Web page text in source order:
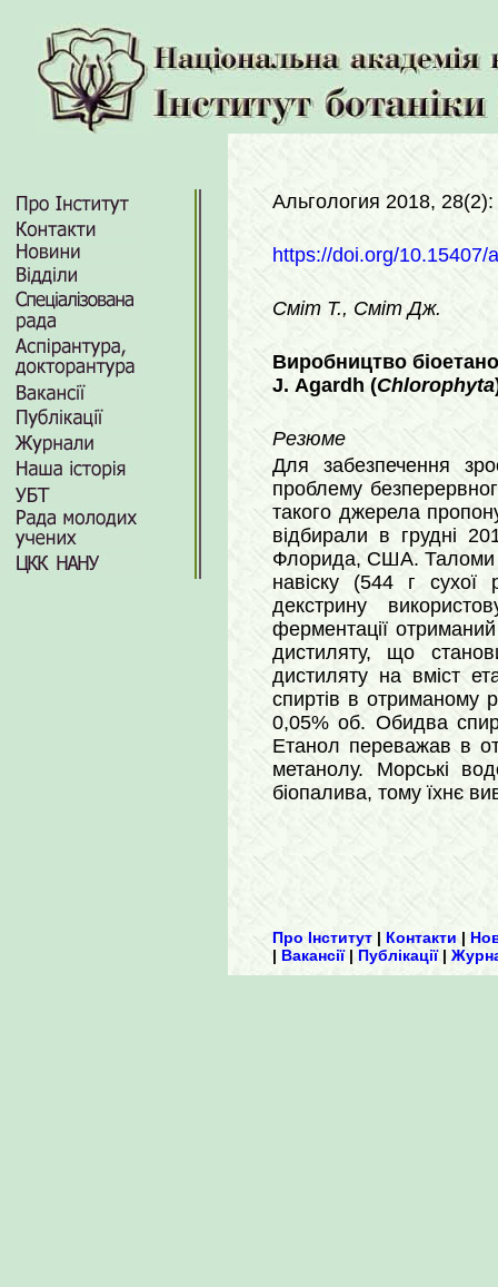
Альгология 2018,
https://doi.org/10.15407/
Сміт Т., Сміт Дж.
Виробництво
J. Agardh (Chlorophyta
Резюме
Для забезпечення
проблему
такого джерела
відбирали в грудні
Флорида, США.
навіску (544 г
декстрину
ферментації
дистиляту, що
дистиляту на вміст
спиртів в отриманому
0,05% об. Обидва
Етанол переважав в
метанолу. Морські
біопалива, тому їхнє
Про Інститут | Контакти |
| Вакансії| Публікації|